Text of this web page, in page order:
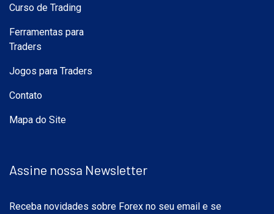
Curso de Trading
Ferramentas para
Traders
Jogos para Traders
Contato
Mapa do Site
Assine nossa Newsletter
Receba novidades sobre Forex no seu email e se